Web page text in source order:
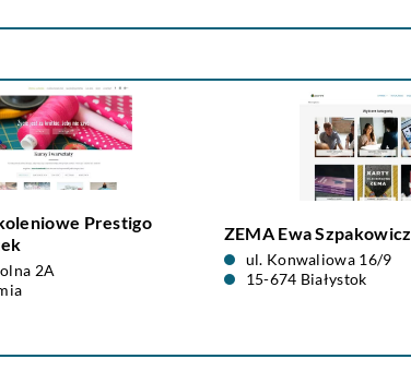
Prestigo
2A
ZEMA Ewa Szpakowicz
ul. Konwaliowa 16/9
15-674 Białystok